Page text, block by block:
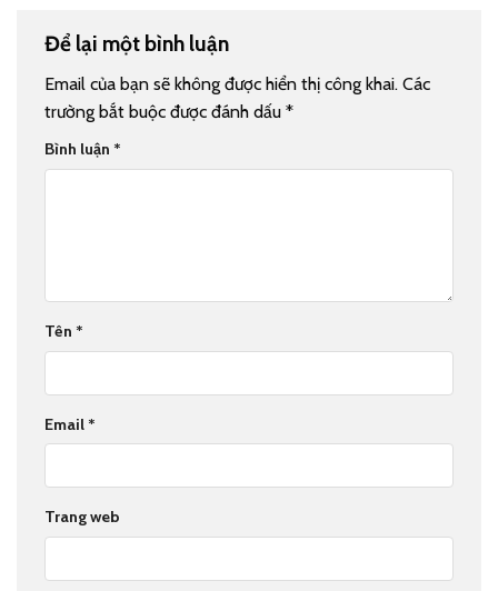
Để lại một bình luận
Email của bạn sẽ không được hiển thị công khai. Các
trường bắt buộc được đánh dấu *
Bình luận *
Tên *
Email *
Trang web